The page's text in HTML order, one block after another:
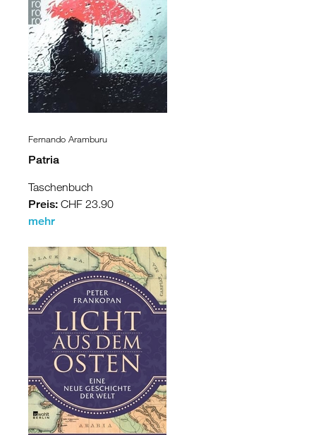
Fernando Aramburu
Patria
Taschenbuch
Preis: CHF 23.90
mehr